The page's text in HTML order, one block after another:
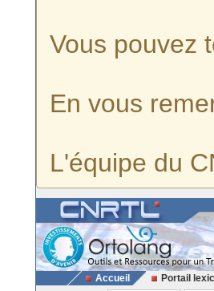
Vous pouvez
En vous
L'équipe du
Accueil Portail